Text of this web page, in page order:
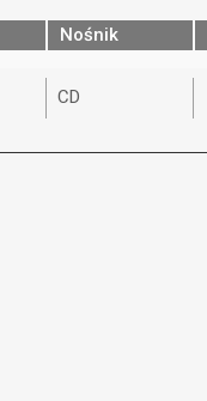
Nośnik
CD